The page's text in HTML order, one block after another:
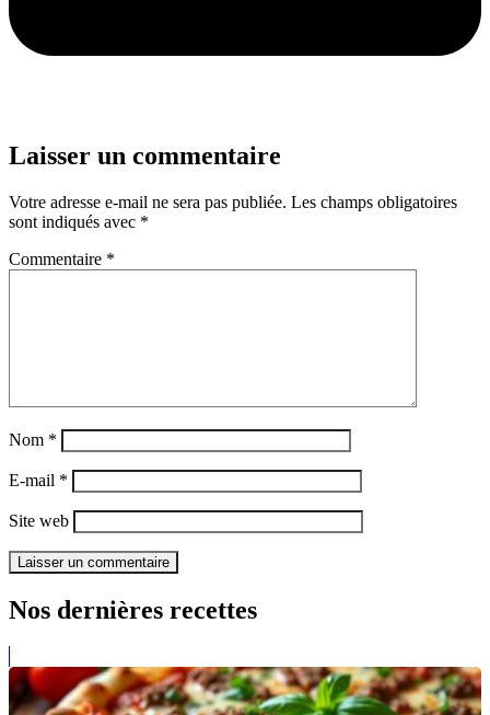
Laisser un commentaire
Votre adresse e-mail ne sera pas publiée. Les champs obligatoires
sont indiqués avec *
Commentaire *
Nom *
E-mail *
Site web
Nos dernières recettes